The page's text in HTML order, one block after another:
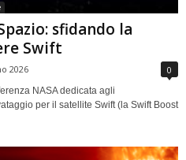
sfidando la
Swift
2026 0
NASA dedicata agli
per il satellite Swift (la Swift Boost